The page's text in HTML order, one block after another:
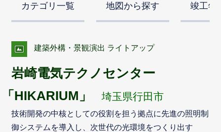
カテゴリ一覧 地図から探す 竣工年
建築外構・景観演出 ライトアップ
岩崎電気テクノセンター
「HIKARIUM」
埼玉県行田市
技術開発の中核としての役割を担う拠点に先進の照明制
御システムを導入し、次世代の光環境をつくり出す